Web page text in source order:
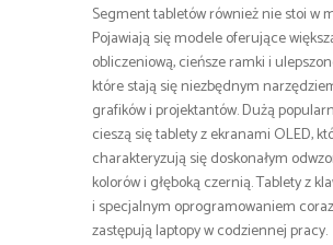
Segment tabletów również nie stoi w
Pojawiają się modele oferujące
obliczeniową, cieńsze ramki i
które stają się niezbędnym
grafików i projektantów. Dużą
cieszą się tablety z ekranami OLED,
charakteryzują się doskonałym
kolorów i głęboką czernią. Tablety z
i specjalnym oprogramowaniem
zastępują laptopy w codziennej pracy.